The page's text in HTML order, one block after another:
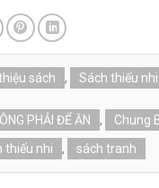
sách , Sách thiếu nhi
PHẢI ĐỂ ĂN , Chung
thiếu nhi , sách tranh